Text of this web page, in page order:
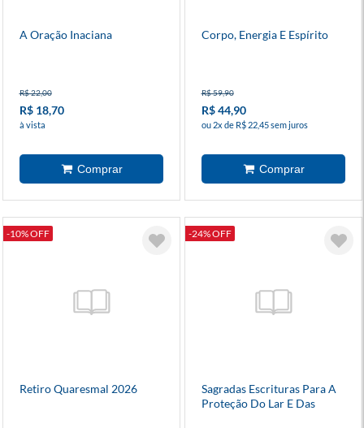
A Oração Inaciana
R$ 22,00
R$ 18,70
à vista
Corpo, Energia E Espírito
R$ 59,90
R$ 44,90
ou 2x de R$ 22,45 sem juros
-10% OFF
Retiro Quaresmal 2026
-24% OFF
Sagradas Escrituras Para A
Proteção Do Lar E Das